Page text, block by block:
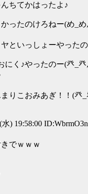
ちてかはったよ♪
ったのけろねー(め_め
といっしょーやった
にく♪やったのー(癶_癶
りこおみあぎ！！(癶_
水) 19:58:00
でｗｗｗ